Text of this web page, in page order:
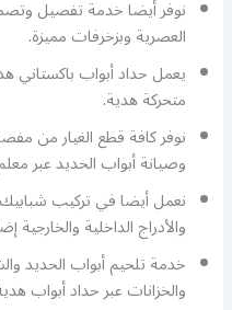
نوفر أيضا خدمة تفصيل
العصرية وبزخرفات مميزة.
يعمل حداد أبواب
متحركة هدية.
نوفر كافة قطع الغيار من
وصيانة أبواب الحديد عبر
نعمل أيضا في تركيب
والأدراج الداخلية
خدمة تلحيم أبواب الحديد
والخزانات عبر حداد أبواب